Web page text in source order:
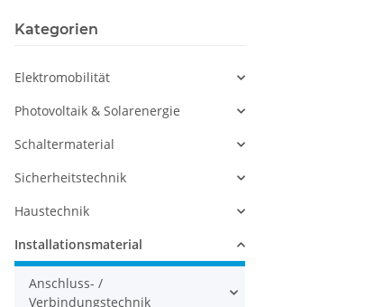
Kategorien
Elektromobilität
Photovoltaik & Solarenergie
Schaltermaterial
Sicherheitstechnik
Haustechnik
Installationsmaterial
Anschluss- /
Verbindungstechnik